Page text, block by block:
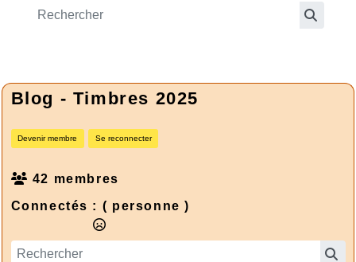
Blog - Timbres 2025
Devenir membre Se reconnecter
42 membres
Connectés : ( personne )